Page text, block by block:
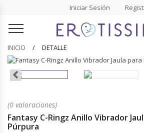
Iniciar Sesión
INICIO DETALLE
(0 valoraciones)
Fantasy C-Ringz Anillo Vibrador
Púrpura